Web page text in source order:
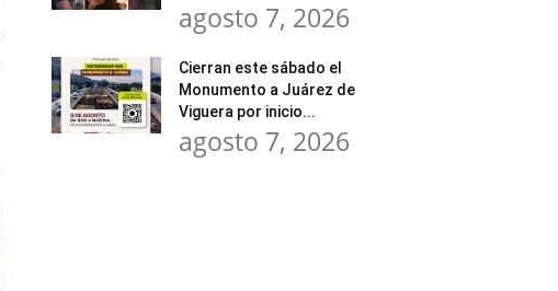
agosto 7, 2026
Cierran este sábado el
Monumento a Juárez de
Viguera por inicio...
agosto 7, 2026